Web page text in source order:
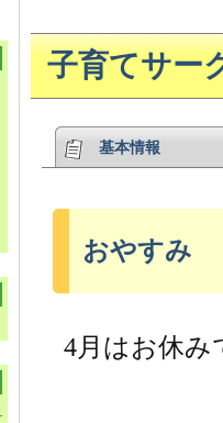
子育てサー
基本情報
おやすみ
4月はお休み